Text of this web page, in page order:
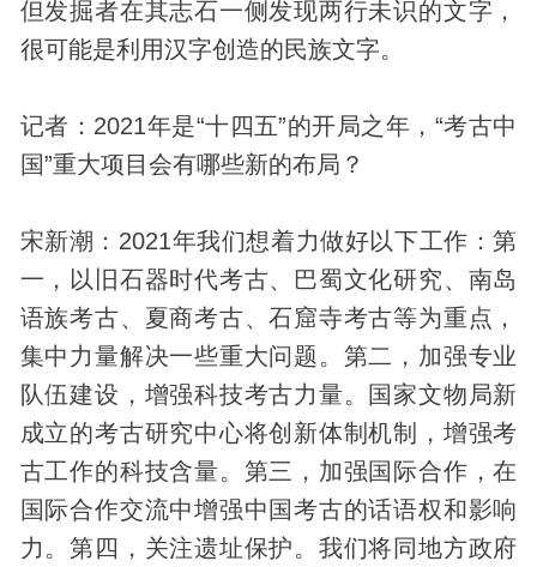
但发掘者在其志石一侧发现两行未识的文字，
很可能是利用汉字创造的民族文字。
记者：2021年是“十四五”的开局之年，“考古中
国”重大项目会有哪些新的布局？
宋新潮：2021年我们想着力做好以下工作：第
一，以旧石器时代考古、巴蜀文化研究、南岛
语族考古、夏商考古、石窟寺考古等为重点，
集中力量解决一些重大问题。第二，加强专业
队伍建设，增强科技考古力量。国家文物局新
成立的考古研究中心将创新体制机制，增强考
古工作的科技含量。第三，加强国际合作，在
国际合作交流中增强中国考古的话语权和影响
力。第四，关注遗址保护。我们将同地方政府